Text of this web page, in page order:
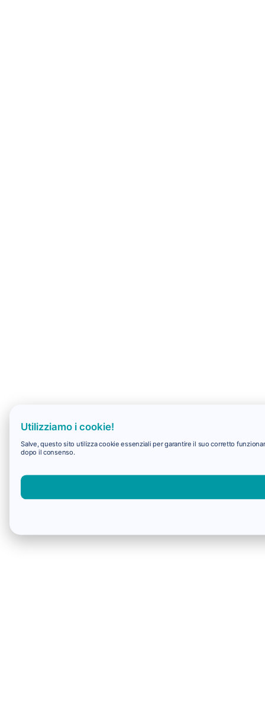
Utilizziamo i cookie!
Salve, questo sito utilizza cookie essenziali per garantire il suo corretto
dopo il consenso.